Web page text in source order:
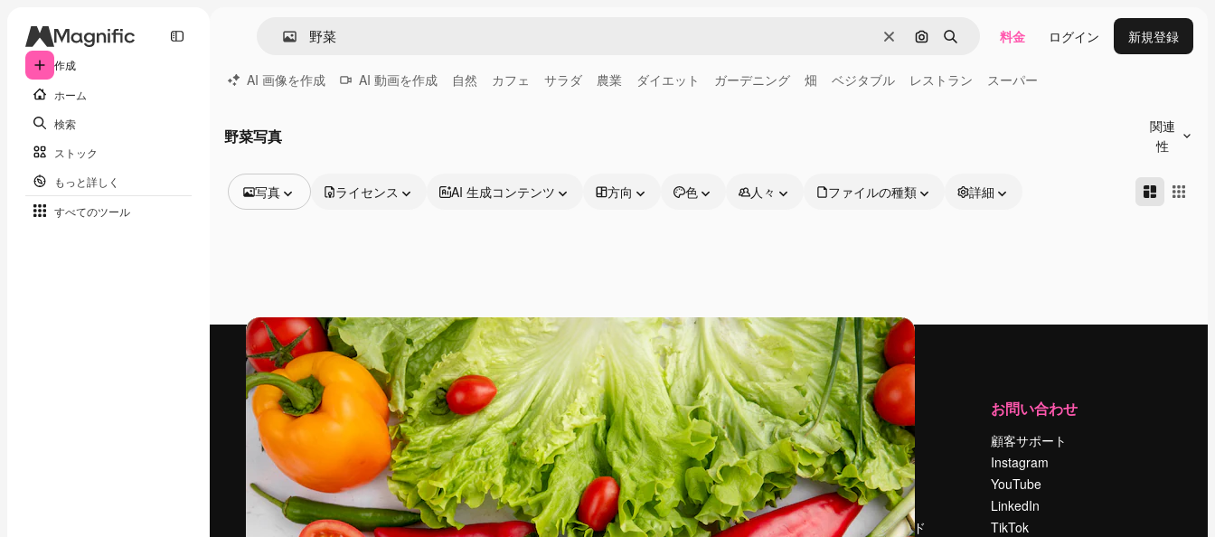
作成
ホーム
検索
ストック
もっと詳しく
すべてのツール
消去 画像で検索
検索 料金 ログイン 新規登録
AI 画像を作成 AI 動画を作成 自然 カフェ サラダ 農業 ダイエット ガーデニング 畑 ベジタブル レストラン スーパー
野菜写真
関連
性
写真
動画
映像素材
モーショングラフィックス
動画テンプレート
アイコン
3D モデル
フォント
ライセンス AI 生成コンテンツ 方向 色 人々 ファイルの種類 詳細
最高のクリエイティブ制作を導くためのプラ
ットフォーム。クリエイター、企業、代理
店、スタジオを含む100万人以上が利用して
います。
日本語
製品
Spaces
AI アシスタント
AI 画像生成ツール
AI 動画生成ツール
AI 音声合成ツール
はじめに
Academy
ドキュメント
サポート
利用規約
プライバシーポリ
運営
料金
会社概要
Reviews
採用情報
検索トレンド
お問い合わせ
顧客サポート
Instagram
YouTube
LinkedIn
TikTok